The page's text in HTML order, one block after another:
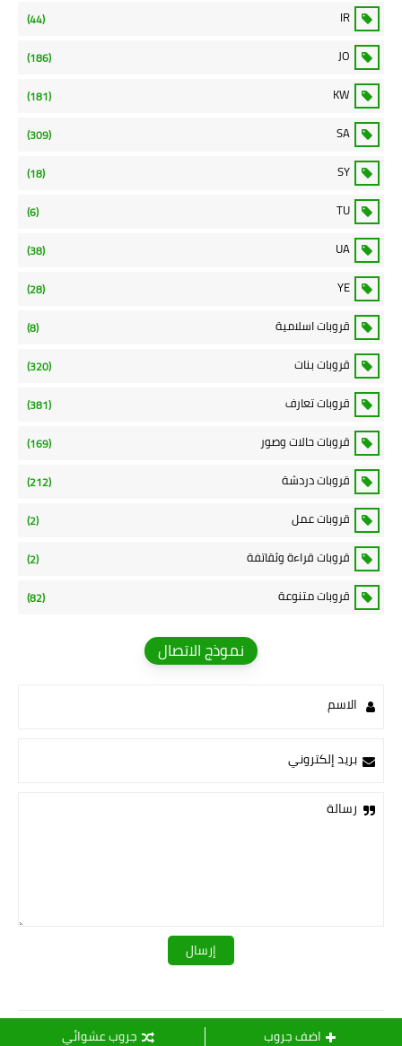
اضف جروب جروب عشوائي
IR
(44)
JO
(186)
KW
(181)
SA
(309)
SY
(18)
TU
(6)
UA
(38)
YE
(28)
قروبات اسلامية (8)
قروبات بنات (320)
قروبات تعارف (381)
قروبات حالات وصور (169)
قروبات دردشة (212)
قروبات عمل (2)
قروبات قراءة وثقاتفة (2)
قروبات متنوعة (82)
نموذج الاتصال
الاسم
بريد إلكتروني
رسالة
قـــــروبات ســ💛ــيدرا